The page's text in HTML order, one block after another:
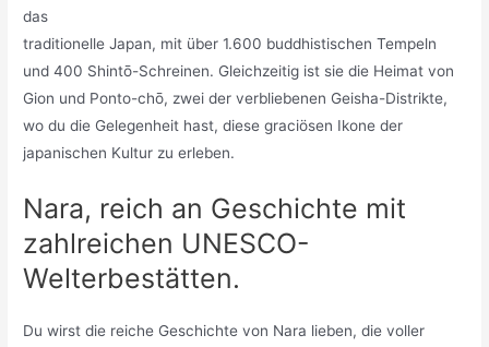
das
traditionelle Japan, mit über 1.600 buddhistischen Tempeln
und 400 Shintō-Schreinen. Gleichzeitig ist sie die Heimat von
Gion und Ponto-chō, zwei der verbliebenen Geisha-Distrikte,
wo du die Gelegenheit hast, diese graciösen Ikone der
japanischen Kultur zu erleben.
Nara, reich an Geschichte mit
zahlreichen UNESCO-
Welterbestätten.
Du wirst die reiche Geschichte von Nara lieben, die voller